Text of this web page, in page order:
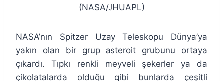
(NASA/JHUAPL)
NASA’nın Spitzer Uzay Teleskopu Dünya’ya
yakın olan bir grup asteroit grubunu ortaya
çıkardı. Tıpkı renkli meyveli şekerler ya da
çikolatalarda olduğu gibi bunlarda çeşitli